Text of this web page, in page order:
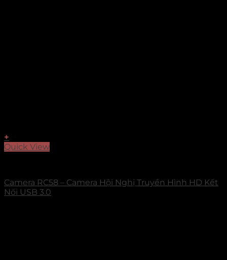
+
Quick View
Camera RC58 – Camera Hội Nghị Truyền Hình HD Kết
Nối USB 3.0